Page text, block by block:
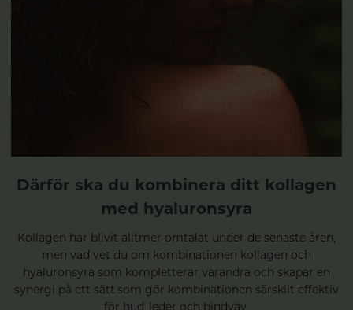
Därför ska du kombinera ditt kollagen
med hyaluronsyra
Kollagen har blivit alltmer omtalat under de senaste åren,
men vad vet du om kombinationen kollagen och
hyaluronsyra som kompletterar varandra och skapar en
synergi på ett sätt som gör kombinationen särskilt effektiv
för hud, leder och bindväv.